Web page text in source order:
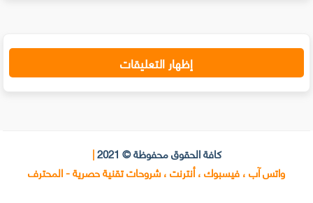
إظهار التعليقات
كافة الحقوق محفوظة © 2021 |
واتس آب ، فيسبوك ، أنترنت ، شروحات تقنية حصرية - المحترف